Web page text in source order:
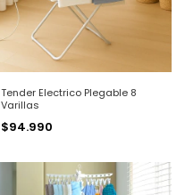
Tender Electrico Plegable 8
Varillas
$94.990